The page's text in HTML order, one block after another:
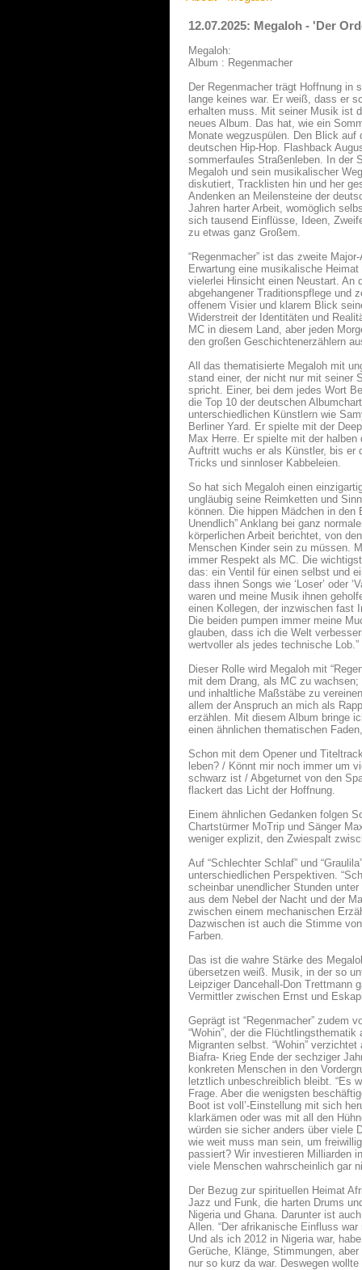
12.07.2025: Megaloh - 'Der
Megaloh:
Album : Regenmacher
Der Regenmacher trägt Hoffnung in
lange keines war. Er weiß, dass er
erhalten muss. Mit seiner Musik ist
neues Album. Das hat, wie ein
Monate wegzuspülen. Den Blick
deutschen Hip-Hop. Flashback
sommerfaules Straßenleben. In der
Megaloh und sein musikalischer
diskutiert, Tracklisten hin und her
Andenken an Meilensteine der
Jahren harter Arbeit, womöglich
sich tausend Einflüsse, Ideen,
zu etwas ganz Großem.
“Regenmacher” ist das zweite
Erwartung eine musikalische
vielerlei Hinsicht einen Neustart. An
abgehangener Traditionspflege und
offenem Visier und klarem Blick
Widerstreit der Identitäten und
MC in diesem Land, aber jeden
den großen Geschichtenerzählern
All das thematisierte Megaloh mit
stand einer, der nicht nur mit seiner
spricht. Einer, bei dem jedes Wort
die Top 10 der deutschen
unterschiedlichen Künstlern wie
Berliner Yard. Er spielte mit der
Max Herre. Er spielte mit der
Auftritt wuchs er als Künstler, bis er
Tricks und sinnloser Kabbeleien.
So hat sich Megaloh einen
ungläubig seine Reimketten und
können. Die hippen Mädchen in
Unendlich” Anklang bei ganz
körperlichen Arbeit berichtet, von
Menschen Kinder sein zu müssen.
immer Respekt als MC. Die
das: ein Ventil für einen selbst und
dass ihnen Songs wie ‘Loser’ oder
waren und meine Musik ihnen
einen Kollegen, der inzwischen fast
Die beiden pumpen immer meine
glauben, dass ich die Welt
wertvoller als jedes technische Lob.”
Dieser Rolle wird Megaloh mit
mit dem Drang, als MC zu
und inhaltliche Maßstäbe zu
allem der Anspruch an mich als
erzählen. Mit diesem Album bringe
einen ähnlichen thematischen
Schon mit dem Opener und
leben? / Könnt mir noch immer um
schwarz ist / Abgeturnet von den
flackert das Licht der Hoffnung.
Einem ähnlichen Gedanken folgen
Chartstürmer MoTrip und Sänger
weniger explizit, den Zwiespalt
Auf “Schlechter Schlaf” und
unterschiedlichen Perspektiven.
scheinbar unendlicher Stunden
aus dem Nebel der Nacht und der
zwischen einem mechanischen
Dazwischen ist auch die Stimme
Farben.
Das ist die wahre Stärke des
übersetzen weiß. Musik, in der so
Leipziger Dancehall-Don Trettmann
Vermittler zwischen Ernst und
Geprägt ist “Regenmacher” zudem
“Wohin”, der die
Migranten selbst. “Wohin”
Biafra- Krieg Ende der sechziger
konkreten Menschen in den
letztlich unbeschreiblich bleibt. “Es
Frage. Aber die wenigsten
Boot ist voll’-Einstellung mit sich
klarkämen oder was mit all den
würden sie sicher anders über viele
wie weit muss man sein, um
passiert? Wir investieren Milliarden
viele Menschen wahrscheinlich gar
Der Bezug zur spirituellen Heimat
Jazz und Funk, die harten Drums
Nigeria und Ghana. Darunter ist
Allen. “Der afrikanische Einfluss
Und als ich 2012 in Nigeria war,
Gerüche, Klänge, Stimmungen,
nur so kurz da war. Deswegen